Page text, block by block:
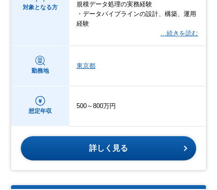
対象となる方
規模データ処理の実務経験
・データパイプラインの設計、構築、運用
経験
…続きを読む
勤務地
東京都
想定年収
500～800万円
詳しく見る